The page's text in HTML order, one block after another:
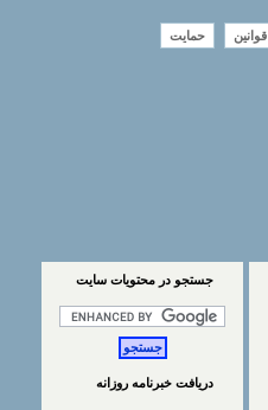
قوانین حمایت
جستجو در محتويات سايت
دریافت خبرنامه روزانه